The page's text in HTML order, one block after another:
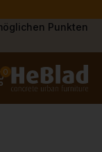
Punkten
0